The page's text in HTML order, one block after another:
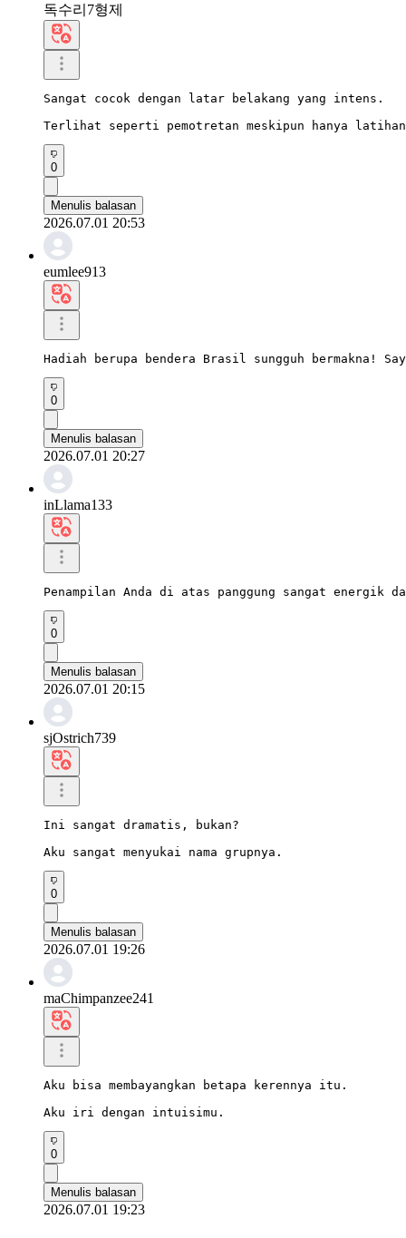
독수리7형제
Sangat cocok dengan latar belakang yang intens.
Terlihat seperti pemotretan meskipun hanya
0
Menulis balasan
2026.07.01 20:53
eumlee913
Hadiah berupa bendera Brasil sungguh bermakna!
0
Menulis balasan
2026.07.01 20:27
inLlama133
Penampilan Anda di atas panggung sangat energik
0
Menulis balasan
2026.07.01 20:15
sjOstrich739
Ini sangat dramatis, bukan?
Aku sangat menyukai nama grupnya.
0
Menulis balasan
2026.07.01 19:26
maChimpanzee241
Aku bisa membayangkan betapa kerennya itu.
Aku iri dengan intuisimu.
0
Menulis balasan
2026.07.01 19:23